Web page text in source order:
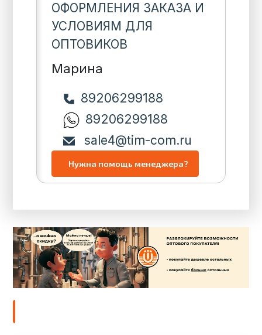
ОФОРМЛЕНИЯ ЗАКАЗА И
УСЛОВИЯМ ДЛЯ
ОПТОВИКОВ
Марина
89206299188
89206299188
sale4@tim-com.ru